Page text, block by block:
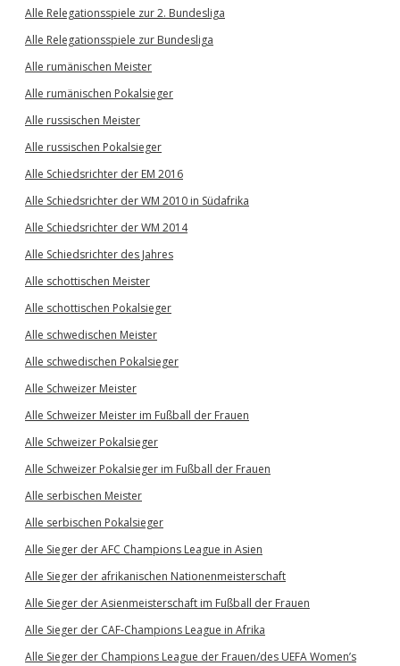
Alle Relegationsspiele zur 2. Bundesliga
Alle Relegationsspiele zur Bundesliga
Alle rumänischen Meister
Alle rumänischen Pokalsieger
Alle russischen Meister
Alle russischen Pokalsieger
Alle Schiedsrichter der EM 2016
Alle Schiedsrichter der WM 2010 in Südafrika
Alle Schiedsrichter der WM 2014
Alle Schiedsrichter des Jahres
Alle schottischen Meister
Alle schottischen Pokalsieger
Alle schwedischen Meister
Alle schwedischen Pokalsieger
Alle Schweizer Meister
Alle Schweizer Meister im Fußball der Frauen
Alle Schweizer Pokalsieger
Alle Schweizer Pokalsieger im Fußball der Frauen
Alle serbischen Meister
Alle serbischen Pokalsieger
Alle Sieger der AFC Champions League in Asien
Alle Sieger der afrikanischen Nationenmeisterschaft
Alle Sieger der Asienmeisterschaft im Fußball der Frauen
Alle Sieger der CAF-Champions League in Afrika
Alle Sieger der Champions League der Frauen/des UEFA Women’s